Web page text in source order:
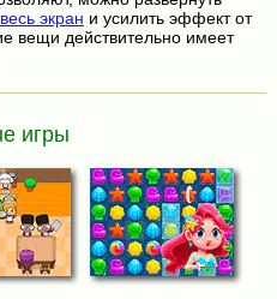
экран и усилить эффект от
вещи действительно имеет
игры